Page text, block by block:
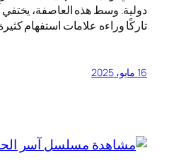
دولية. وسط هذه العاصفة،
تاركًا وراءه علامات استفهام
16 مايو، 2025